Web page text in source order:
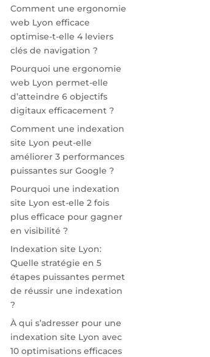
Comment une ergonomie
web Lyon efficace
optimise-t-elle 4 leviers
clés de navigation ?
Pourquoi une ergonomie
web Lyon permet-elle
d’atteindre 6 objectifs
digitaux efficacement ?
Comment une indexation
site Lyon peut-elle
améliorer 3 performances
puissantes sur Google ?
Pourquoi une indexation
site Lyon est-elle 2 fois
plus efficace pour gagner
en visibilité ?
Indexation site Lyon:
Quelle stratégie en 5
étapes puissantes permet
de réussir une indexation
?
À qui s’adresser pour une
indexation site Lyon avec
10 optimisations efficaces